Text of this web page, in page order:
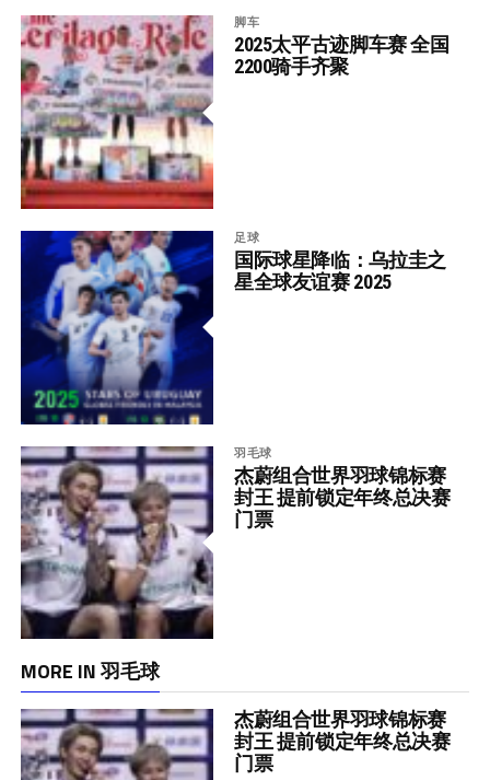
脚车
2025太平古迹脚车赛 全国
2200骑手齐聚
足球
国际球星降临：乌拉圭之
星全球友谊赛 2025
羽毛球
杰蔚组合世界羽球锦标赛
封王 提前锁定年终总决赛
门票
MORE IN 羽毛球
杰蔚组合世界羽球锦标赛
封王 提前锁定年终总决赛
门票